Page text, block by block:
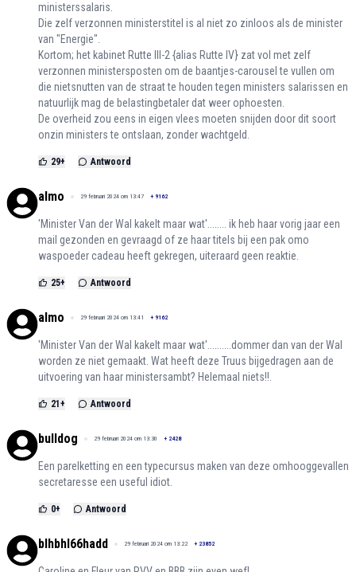
ministerssalaris.
Die zelf verzonnen ministerstitel is al niet zo zinloos als de minister
van "Energie".
Kortom; het kabinet Rutte III-2 {alias Rutte IV} zat vol met zelf
verzonnen ministersposten om de baantjes-carousel te vullen om
die nietsnutten van de straat te houden tegen ministers salarissen en
natuurlijk mag de belastingbetaler dat weer ophoesten.
De overheid zou eens in eigen vlees moeten snijden door dit soort
onzin ministers te ontslaan, zonder wachtgeld.
29+ Antwoord
almo 29 februari 2024 om 13:47 + 9162
'Minister Van der Wal kakelt maar wat'........ ik heb haar vorig jaar een
mail gezonden en gevraagd of ze haar titels bij een pak omo
waspoeder cadeau heeft gekregen, uiteraard geen reaktie.
25+ Antwoord
almo 29 februari 2024 om 13:41 + 9162
'Minister Van der Wal kakelt maar wat'..........dommer dan van der Wal
worden ze niet gemaakt. Wat heeft deze Truus bijgedragen aan de
uitvoering van haar ministersambt? Helemaal niets!!.
21 + Antwoord
bulldog 29 februari 2024 om 13:30 + 2428
Een parelketting en een typecursus maken van deze omhooggevallen
secretaresse een useful idiot.
0+ Antwoord
blhbhl66hadd 29 februari 2024 om 13:22 + 23852